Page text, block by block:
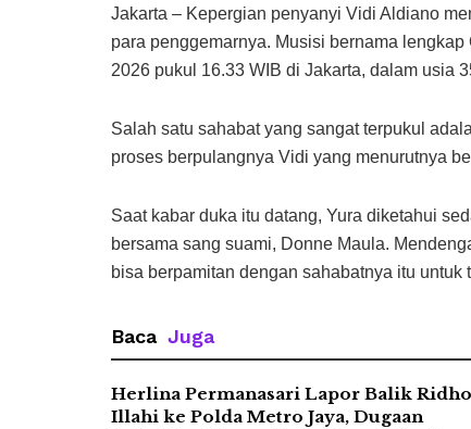
Jakarta – Kepergian penyanyi Vidi Aldiano
para penggemarnya. Musisi bernama
2026 pukul 16.33 WIB di Jakarta, dalam usia
Salah satu sahabat yang sangat terpukul
proses berpulangnya Vidi yang menurutnya
Saat kabar duka itu datang, Yura diketahui
bersama sang suami, Donne Maula.
bisa berpamitan dengan sahabatnya itu untuk
Baca Juga
Herlina Permanasari Lapor Balik Ridho
Illahi ke Polda Metro Jaya, Dugaan